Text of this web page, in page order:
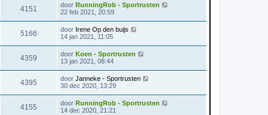
4151 door RunningRob - Sportrusten
22 feb 2021, 20:59
5166 door Irene Op den buijs
14 jan 2021, 11:05
4359 door Koen - Sportrusten
13 jan 2021, 08:44
4395 door Janneke - Sportrusten
30 dec 2020, 13:29
4155 door RunningRob - Sportrusten
14 dec 2020, 21:21